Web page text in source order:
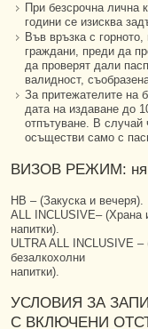
При безсрочна лична
години се изисква
Във връзка с
граждани, преди да
да проверят дали
валидност,
За притежателите на
дата на издаване до
отпътуване. В случай
осъществи само с
ВИЗОВ РЕЖИМ:
HB – (Закуска и вечеря).
ALL INCLUSIVE– (Храна
напитки).
ULTRA ALL INCLUSIVE
безалкохолни
напитки).
УСЛОВИЯ ЗА
С ВКЛЮЧЕНИ